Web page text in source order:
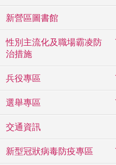
新營區圖書館
性別主流化及職場霸凌防
治措施
兵役專區
選舉專區
交通資訊
新型冠狀病毒防疫專區